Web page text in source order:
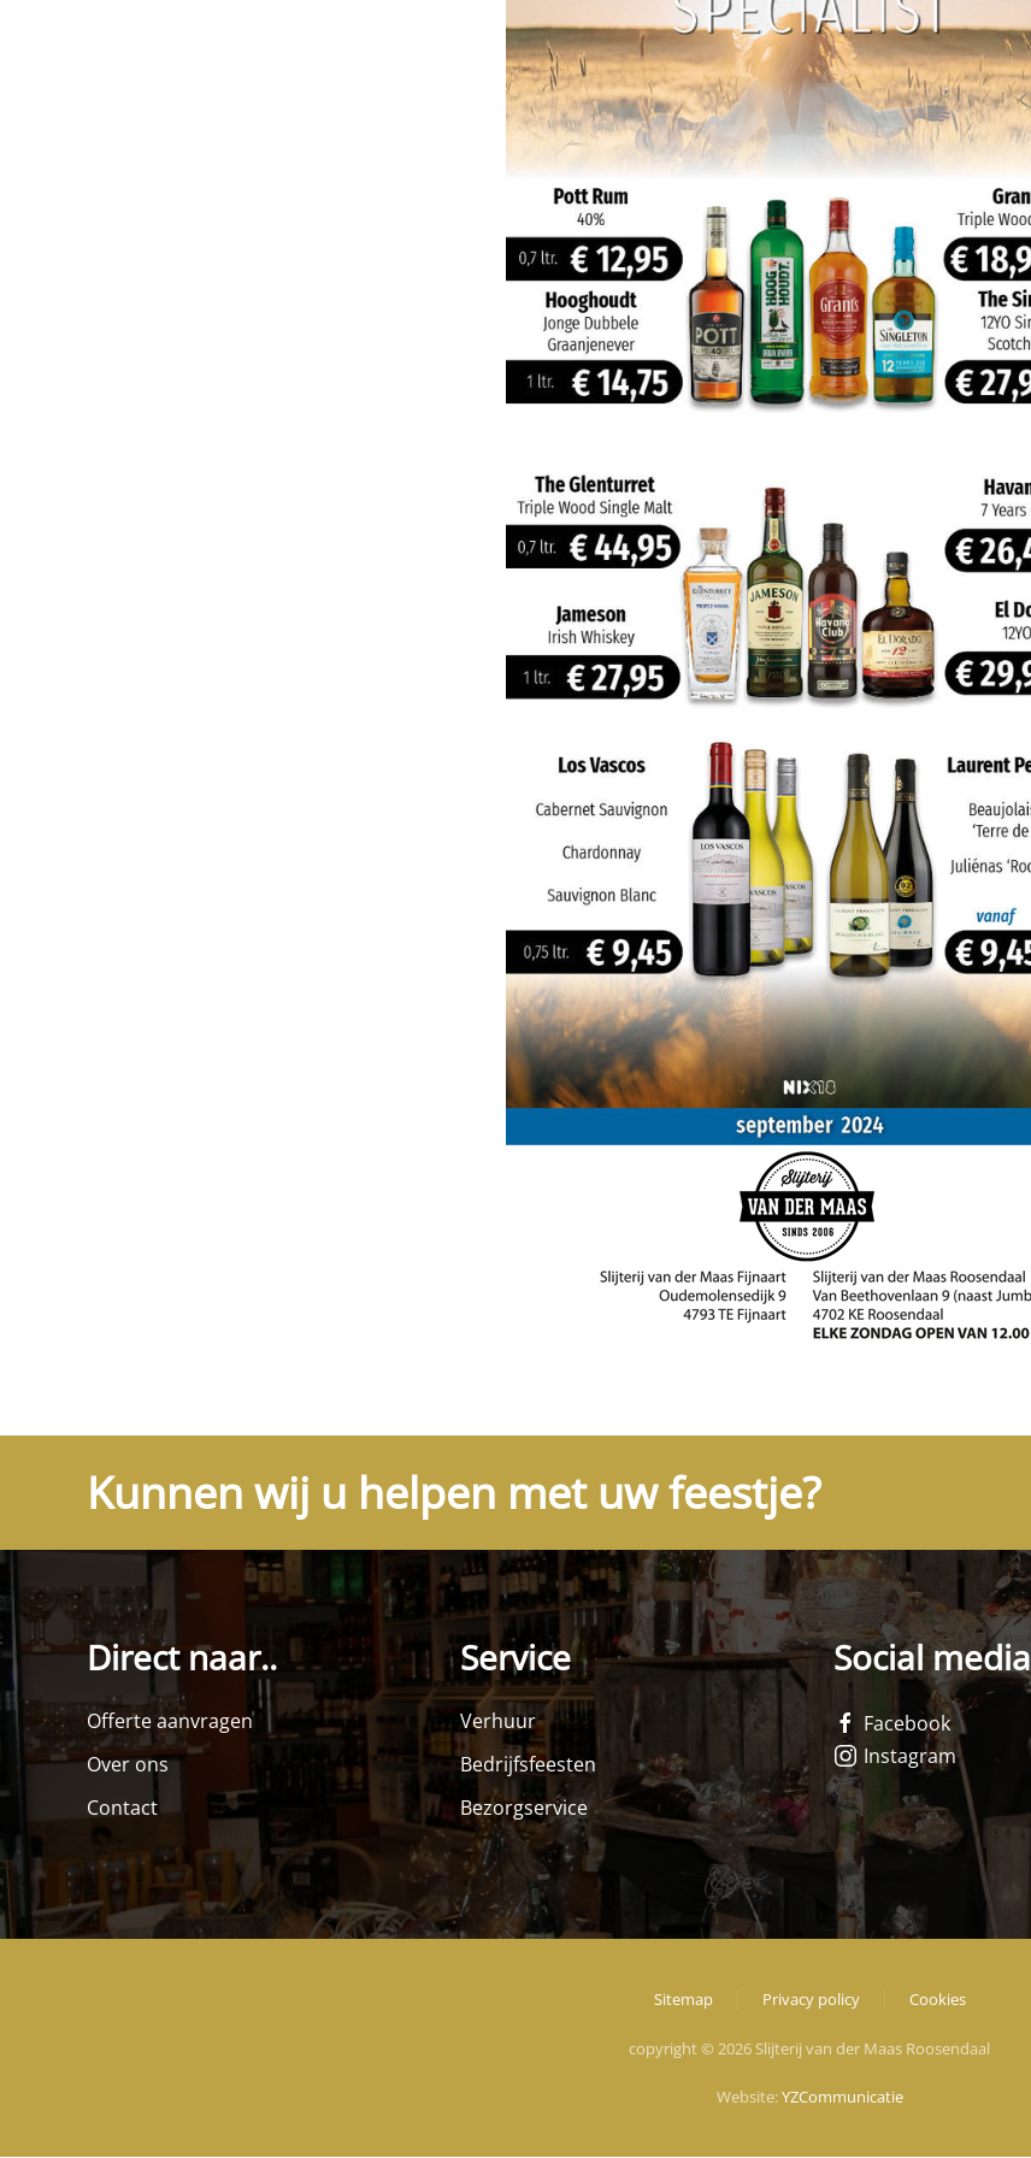
Kunnen wij u helpen met uw feestje?
Direct naar..
Offerte aanvragen
Over ons
Contact
Service
Verhuur
Bedrijfsfeesten
Bezorgservice
Social media
Facebook
Instagram
Sitemap Privacy policy Cookies
copyright © 2026 Slijterij van der Maas Roosendaal
Website:YZCommunicatie